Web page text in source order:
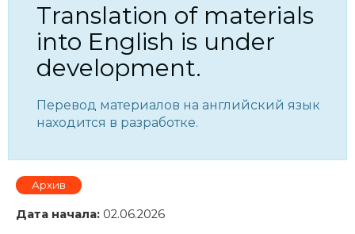
Translation of materials
into English is under
development.
Перевод материалов на английский язык
находится в разработке.
Архив
Дата начала: 02.06.2026